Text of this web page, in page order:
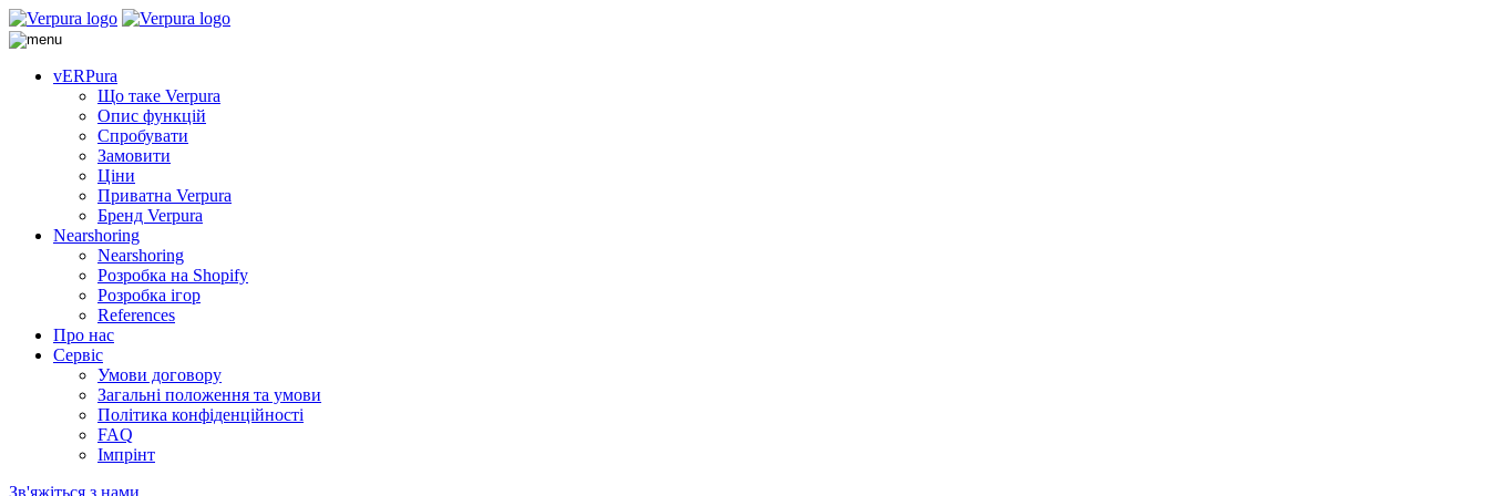
vERPura
Що таке Verpura
Опис функцій
Спробувати
Замовити
Ціни
Приватна Verpura
Бренд Verpura
Nearshoring
Nearshoring
Розробка на Shopify
Розробка ігор
References
Про нас
Сервіс
Умови договору
Загальні положення та умови
Політика конфіденційності
FAQ
Імпрінт
Зв'яжіться з нами